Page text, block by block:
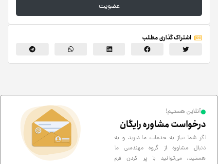
عضویت
اشتراک گذاری مطلب
آنلاین هستیم!
درخواست مشاوره رایگان
اگر شما نیاز به خدمات ما دارید و به
دنبال مشاوره از گروه مهندسی ما
هستید، می‌توانید با پر کردن فرم